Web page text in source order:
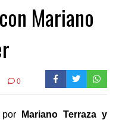
Mariano
0
Mariano Terraza y